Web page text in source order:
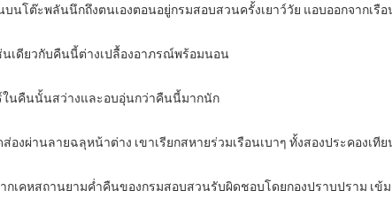
บนโต๊ะพลันนึกถึงตนเองตอนอยู่กรมสอบสวนครั้งเยาว์วัย แอบออกจากเ
เดียวกับคืนนี้ต่างเปลื้องอาภรณ์พร้อมนอน
นคืนนั้นสว่างและอบอุ่นกว่าคืนนี้มากนัก
องผ่านลายฉลุหน้าต่าง เขาเรียกสหายร่วมเรือนเบาๆ ทั้งสองประคองเที
กเคหสถานยามค่ำคืนของกรมสอบสวนรับผิดชอบโดยกองปราบปราม เข้